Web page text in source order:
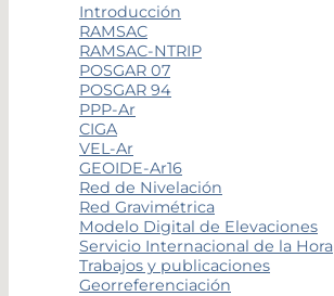
Introducción
RAMSAC
RAMSAC-NTRIP
POSGAR 07
POSGAR 94
PPP-Ar
CIGA
VEL-Ar
GEOIDE-Ar16
Red de Nivelación
Red Gravimétrica
Modelo Digital de Elevaciones
Servicio Internacional de la Hora
Trabajos y publicaciones
Georreferenciación